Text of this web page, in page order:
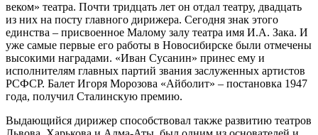
веком» театра. Почти тридцать лет он отдал театру, двадцать
из них на посту главного дирижера. Сегодня знак этого
единства – присвоенное Малому залу театра имя И.А. Зака. И
уже самые первые его работы в Новосибирске были отмечены
высокими наградами. «Иван Сусанин» принес ему и
исполнителям главных партий звания заслуженных артистов
РСФСР. Балет Игоря Морозова «Айболит» – постановка 1947
года, получил Сталинскую премию.
Выдающийся дирижер способствовал также развитию театров